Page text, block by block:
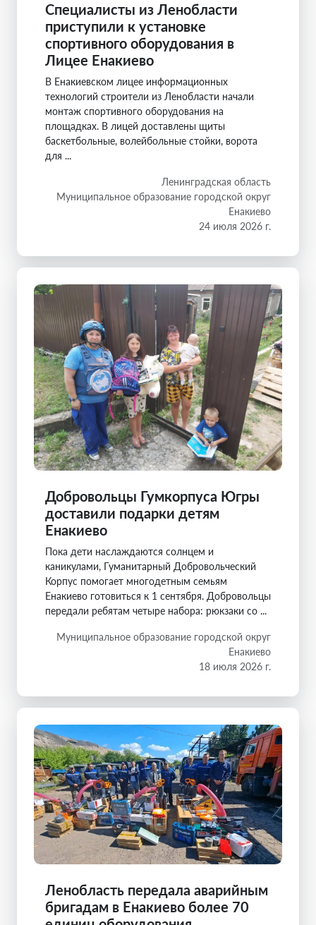
Специалисты из Ленобласти
приступили к установке
спортивного оборудования в
Лицее Енакиево
В Енакиевском лицее информационных
технологий строители из Ленобласти начали
монтаж спортивного оборудования на
площадках. В лицей доставлены щиты
баскетбольные, волейбольные стойки, ворота
для ...
Ленинградская область
Муниципальное образование городской округ
Енакиево
24 июля 2026 г.
Добровольцы Гумкорпуса Югры
доставили подарки детям
Енакиево
Пока дети наслаждаются солнцем и
каникулами, Гуманитарный Добровольческий
Корпус помогает многодетным семьям
Енакиево готовиться к 1 сентября. Добровольцы
передали ребятам четыре набора: рюкзаки со ...
Муниципальное образование городской округ
Енакиево
18 июля 2026 г.
Ленобласть передала аварийным
бригадам в Енакиево более 70